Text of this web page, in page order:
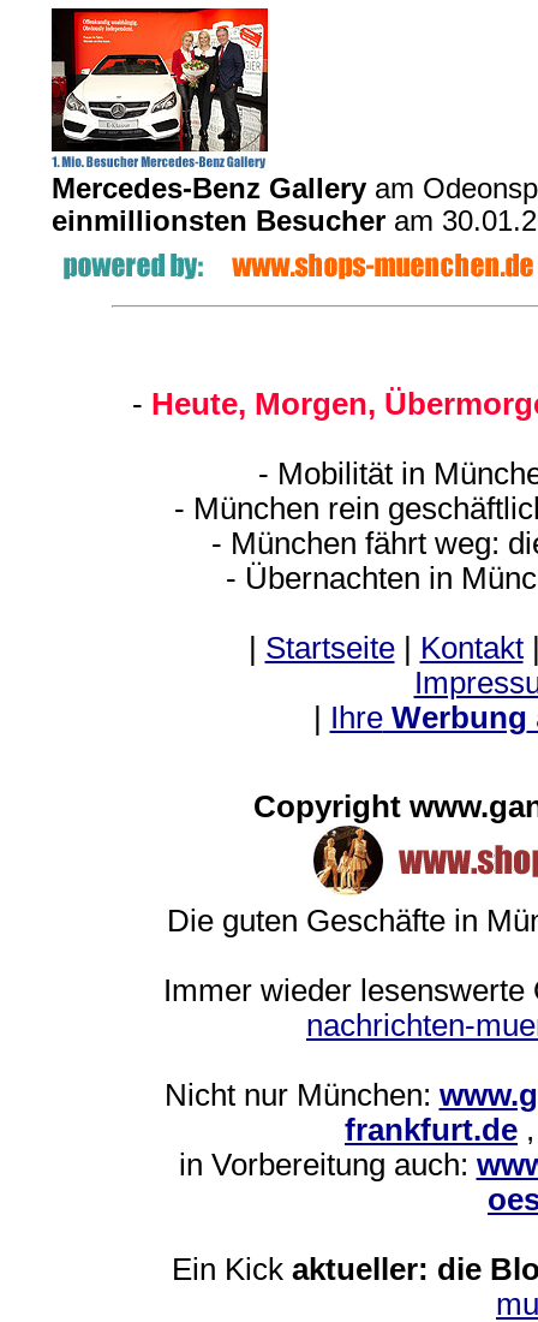
Mercedes-Benz Gallery am
einmillionsten Besucher am
- Heute, Morgen,
- Mobilität in
- München rein geschäf
- München fährt weg:
- Übernachten in
Startseite| Kontakt
IhreWerbung
Copyright
Die guten Geschäfte in
Immer wieder lesenswerte
nachrichten-
Nicht nur München:
frankfurt.de
in Vorbereitung auch:
Ein Kick aktueller: die